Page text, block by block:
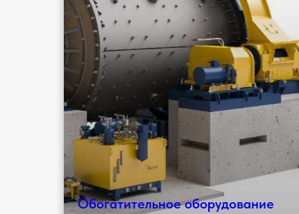
Обогатительное оборудование